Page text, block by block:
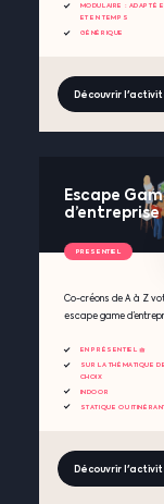
MODULAIRE : ADAPTÉ
ET EN TEMPS
GÉNÉRIQUE
Découvrir
Escape
d’entreprise
Co-créons de A à Z
escape game
EN PRÉSENTIEL 🧺
SUR LA THÉMATIQUE
CHOIX
INDOOR
STATIQUE OU
Découvrir
PRESENTIEL